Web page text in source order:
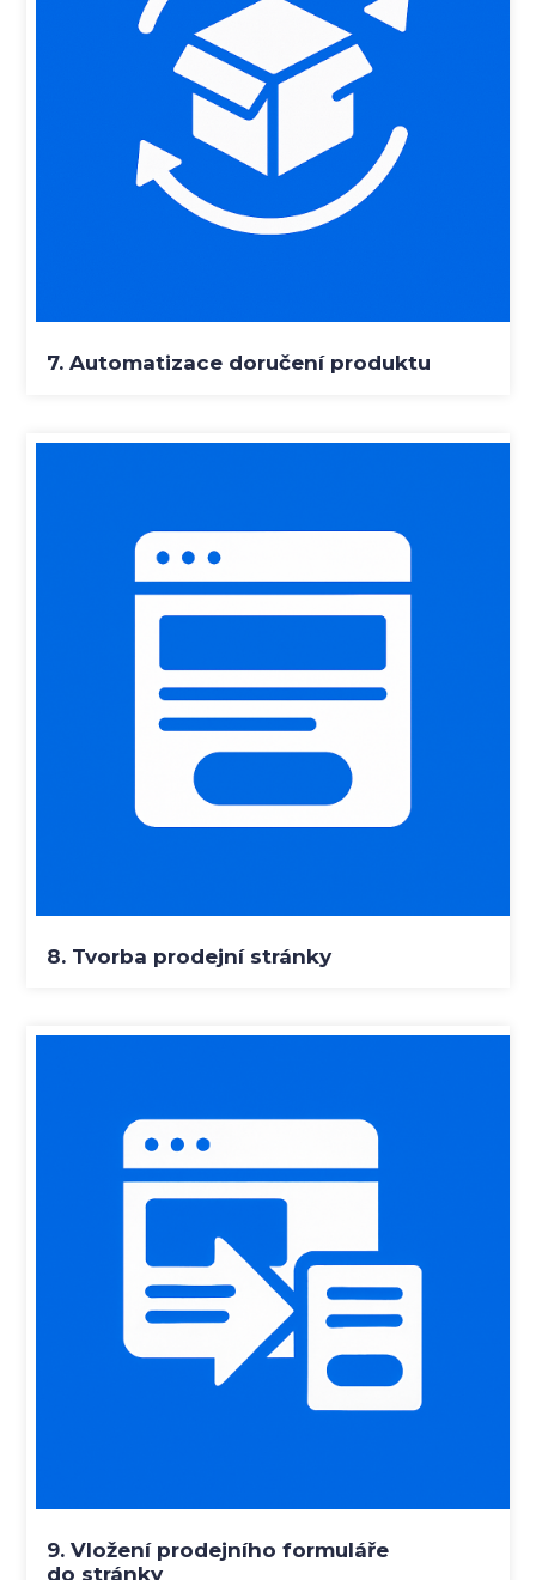
7. Automatizace doručení produktu
8. Tvorba prodejní stránky
9. Vložení prodejního formuláře
do stránky